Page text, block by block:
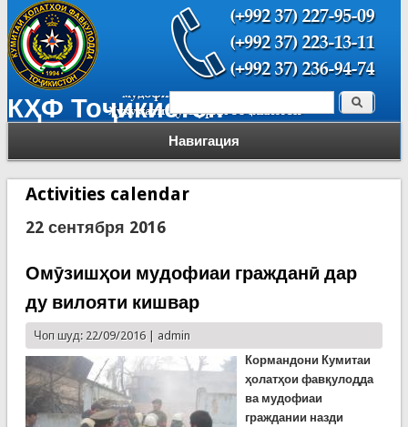
КҲФ Тоҷикистон
Навигация
Форма поиска Поиск
Activities calendar
22 сентября 2016
Омӯзишҳои мудофиаи гражданӣ дар
ду вилояти кишвар
Чоп шуд: 22/09/2016 | admin
Кормандони Кумитаи
ҳолатҳои фавқулодда
ва мудофиаи
граждании назди